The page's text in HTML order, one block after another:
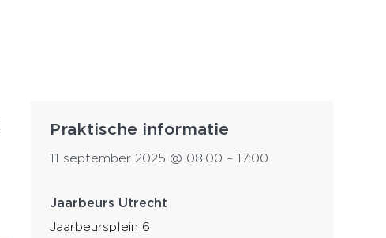
Praktische informatie
11 september 2025 @ 08:00 – 17:00
Jaarbeurs Utrecht
Jaarbeursplein 6